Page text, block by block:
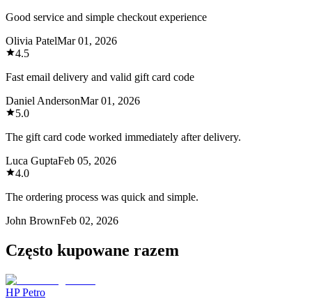
Good service and simple checkout experience
Olivia PatelMar 01, 2026
4.5
Fast email delivery and valid gift card code
Daniel AndersonMar 01, 2026
5.0
The gift card code worked immediately after delivery.
Luca GuptaFeb 05, 2026
4.0
The ordering process was quick and simple.
John BrownFeb 02, 2026
Często kupowane razem
HP Petro